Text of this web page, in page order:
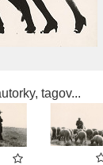
tagov...